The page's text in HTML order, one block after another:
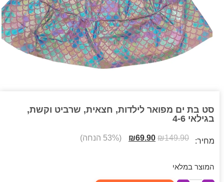
סט בת ים מפואר לילדות, חצאית, שרביט וקשת,
בגילאי 4-6
מחיר: ₪149.90
₪69.90 (53% הנחה)
המוצר במלאי